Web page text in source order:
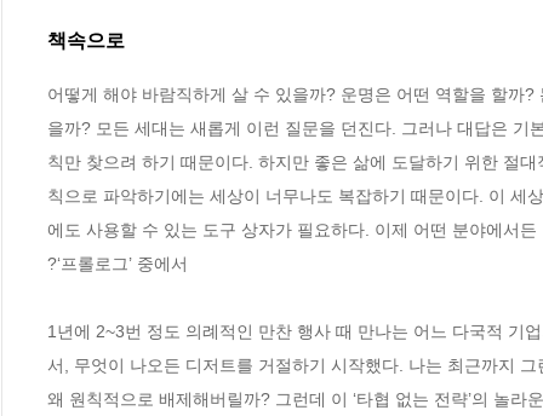
책속으로
어떻게 해야 바람직하게 살 수 있을까? 운명은 어떤 역할을 할까
을까? 모든 세대는 새롭게 이런 질문을 던진다. 그러나 대답은
칙만 찾으려 하기 때문이다. 하지만 좋은 삶에 도달하기 위한 절
칙으로 파악하기에는 세상이 너무나도 복잡하기 때문이다. 이 세
에도 사용할 수 있는 도구 상자가 필요하다. 이제 어떤 분야에서
?‘프롤로그’ 중에서
1년에 2~3번 정도 의례적인 만찬 행사 때 만나는 어느 다국적 기
서, 무엇이 나오든 디저트를 거절하기 시작했다. 나는 최근까지
왜 원칙적으로 배제해버릴까? 그런데 이 ‘타협 없는 전략’의 놀라